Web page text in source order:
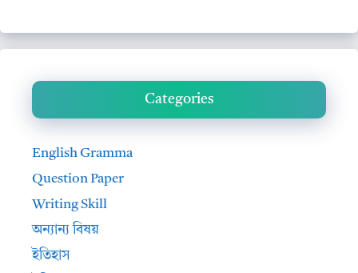
Categories
English Gramma
Question Paper
Writing Skill
অন্যান্য বিষয়
ইতিহাস